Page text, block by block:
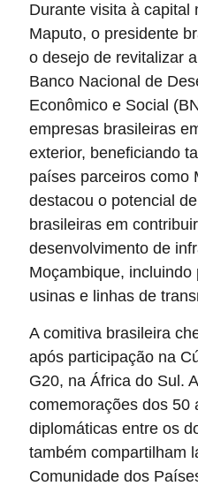
Durante visita à capital
Maputo, o presidente
o desejo de revitalizar
Banco Nacional de
Econômico e Social
empresas brasileiras
exterior, beneficiando
países parceiros como
destacou o potencial
brasileiras em
desenvolvimento de
Moçambique, incluindo
usinas e linhas de
A comitiva brasileira
após participação na
G20, na África do Sul.
comemorações dos 50
diplomáticas entre os
também compartilham
Comunidade dos